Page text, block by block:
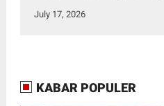
SMKN 3 Bitung dalam
July 17, 2026
KABAR POPULER